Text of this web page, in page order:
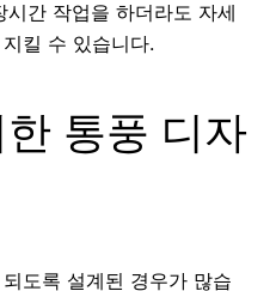
간 작업을 하더라도 자세
킬 수 있습니다.
통풍 디자
도록 설계된 경우가 많습